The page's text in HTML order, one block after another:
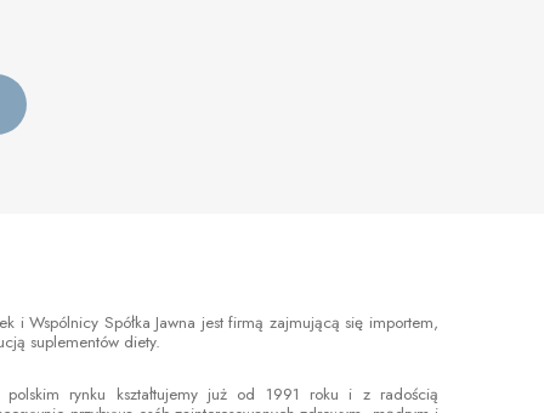
i Wspólnicy Spółka Jawna jest firmą zajmującą się importem,
suplementów diety.
rynku kształtujemy już od 1991 roku i z radością